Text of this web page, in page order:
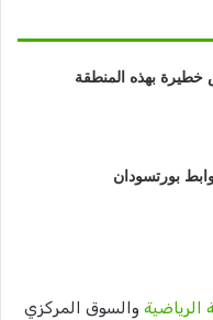
بهذه المنطقة
بورتسودان
الرياضية والسوق المركزي